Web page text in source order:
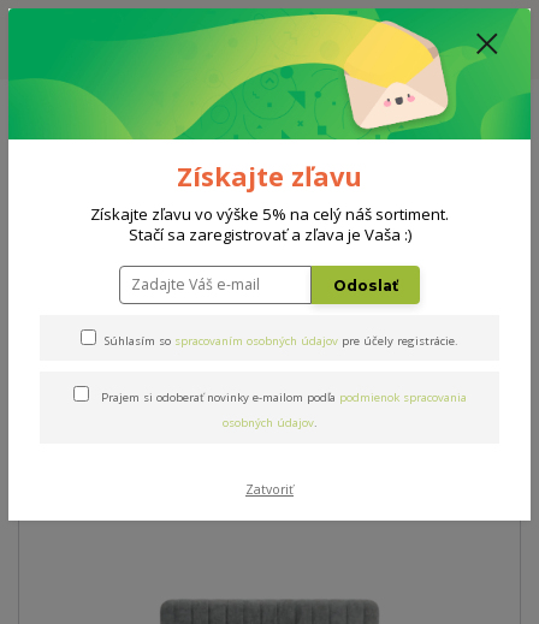
ZĽAVA: VŠETKY VYSTAVENÉ POSTELE ZA 400€ - CENA MATRACU A ROŠTU
PODĽA VÝBERU / DODACIA LEHOTA JE AKTUÁLNE 10-15 PRACOVNÝCH
Menu
0908 777 700 Po-So: 10-18 hod.
0
Postele Florenza
Florenza
Novinka Akcia
Získajte zľavu
Získajte zľavu vo výške 5% na celý náš sortiment.
Stačí sa zaregistrovať a zľava je Vaša :)
Odoslať
Súhlasím so spracovaním osobných údajov pre účely registrácie.
Prajem si odoberať novinky e-mailom podľa podmienok spracovania
osobných údajov.
Zatvoriť